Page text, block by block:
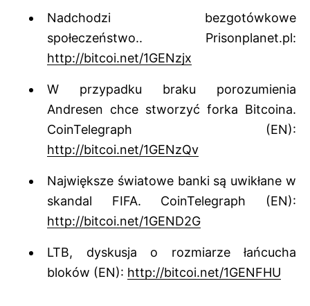
Nadchodzi bezgotówkowe
społeczeństwo.. Prisonplanet.pl:
http://bitcoi.net/1GENzjx
W przypadku braku porozumienia
Andresen chce stworzyć forka Bitcoina.
CoinTelegraph (EN):
http://bitcoi.net/1GENzQv
Największe światowe banki są uwikłane w
skandal FIFA. CoinTelegraph (EN):
http://bitcoi.net/1GEND2G
LTB, dyskusja o rozmiarze łańcucha
bloków (EN): http://bitcoi.net/1GENFHU